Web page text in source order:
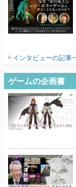
インタビューの記事
ゲームの企画書